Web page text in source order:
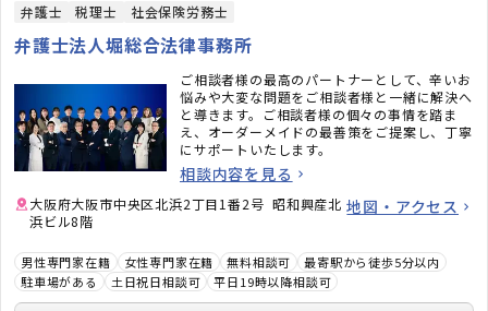
弁護士 税理士 社会保険労務士
弁護士法人堀総合法律事務所
ご相談者様の最高のパートナーとして、辛いお
悩みや大変な問題をご相談者様と一緒に解決へ
と導きます。ご相談者様の個々の事情を踏ま
え、オーダーメイドの最善策をご提案し、丁寧
にサポートいたします。
相談内容を見る
大阪府大阪市中央区北浜2丁目1番2号 昭和興産北
浜ビル8階
地図・アクセス
男性専門家在籍 女性専門家在籍 無料相談可
最寄駅から徒歩5分以内
駐車場がある
土日祝日相談可 平日19時以降相談可